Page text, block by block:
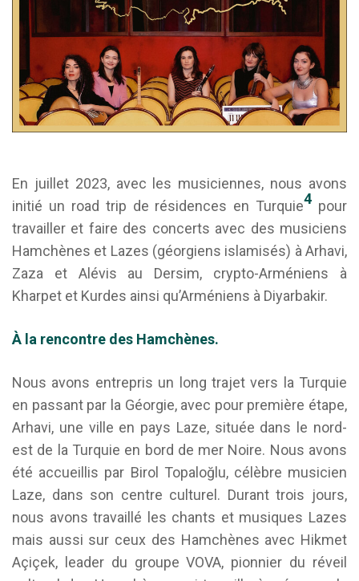
En juillet 2023, avec les musiciennes, nous avons
initié un road trip de résidences en Turquie4 pour
travailler et faire des concerts avec des musiciens
Hamchènes et Lazes (géorgiens islamisés) à Arhavi,
Zaza et Alévis au Dersim, crypto-Arméniens à
Kharpet et Kurdes ainsi qu’Arméniens à Diyarbakir.
À la rencontre des Hamchènes.
Nous avons entrepris un long trajet vers la Turquie
en passant par la Géorgie, avec pour première étape,
Arhavi, une ville en pays Laze, située dans le nord-
est de la Turquie en bord de mer Noire. Nous avons
été accueillis par Birol Topaloğlu, célèbre musicien
Laze, dans son centre culturel. Durant trois jours,
nous avons travaillé les chants et musiques Lazes
mais aussi sur ceux des Hamchènes avec Hikmet
Açiçek, leader du groupe VOVA, pionnier du réveil